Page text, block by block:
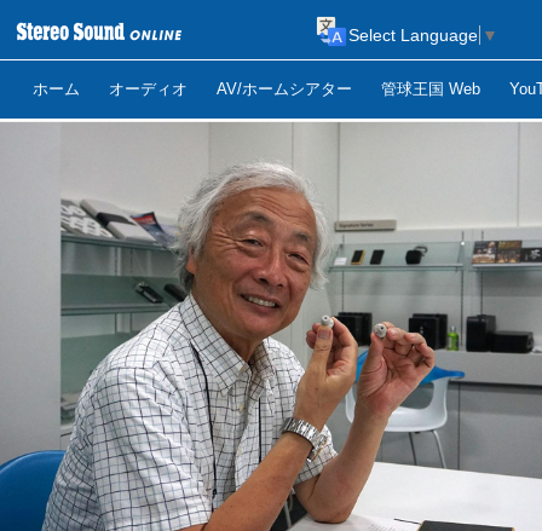
ホーム オーディオ AV/ホームシアター 管球王国 Web
Select Language ▼